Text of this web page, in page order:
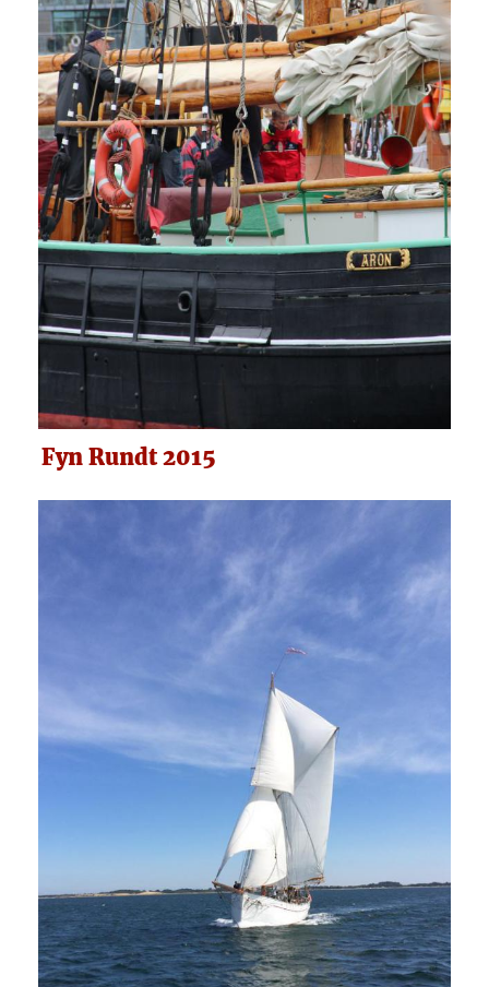
Fyn Rundt 2015